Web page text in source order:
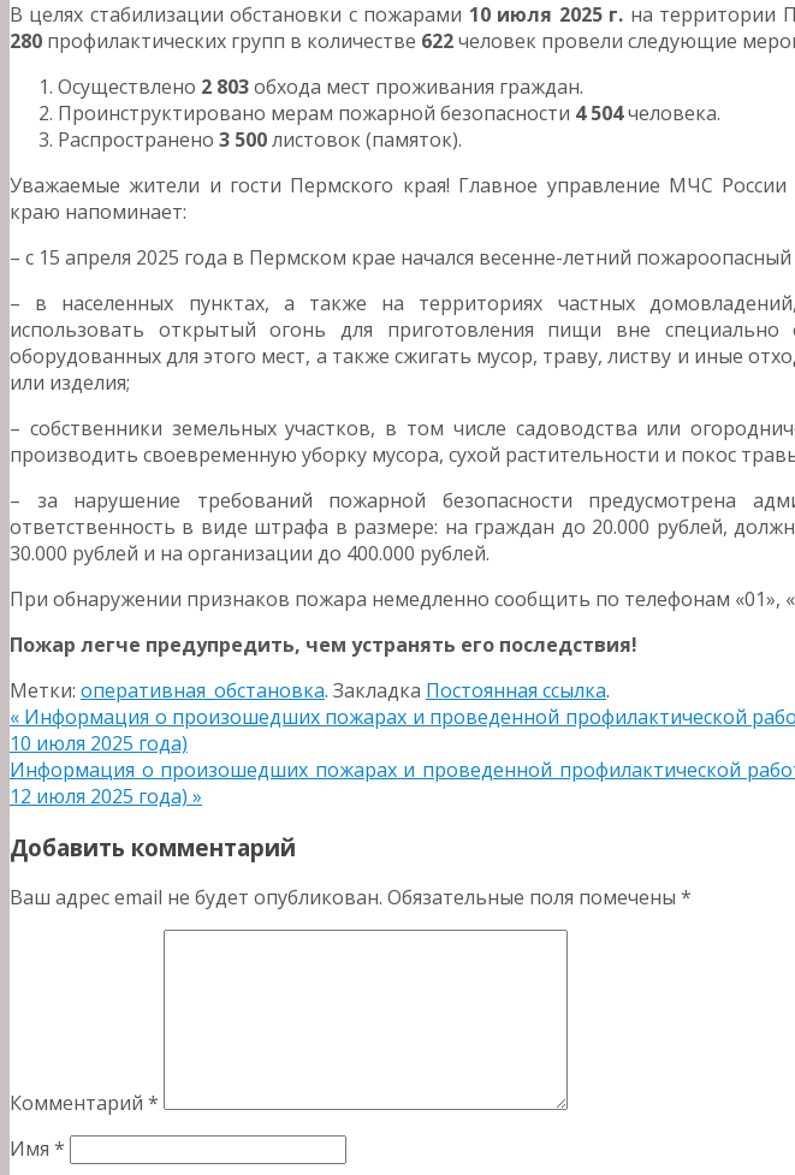
В целях стабилизации обстановки с пожарами 10 июля 2025 г. на территории
280 профилактических групп в количестве 622человек провели следующие
Осуществлено 2 803обхода мест проживания граждан.
Проинструктировано мерам пожарной безопасности 4 504человека.
Распространено 3 500листовок (памяток).
Уважаемые жители и гости Пермского края! Главное управление МЧС
краю напоминает:
– с 15 апреля 2025 года в Пермском крае начался весенне-летний пожароопасный
– в населенных пунктах, а также на территориях частных
использовать открытый огонь для приготовления пищи вне специально
оборудованных для этого мест, а также сжигать мусор, траву, листву и иные
или изделия;
– собственники земельных участков, в том числе садоводства или
производить своевременную уборку мусора, сухой растительности и покос
– за нарушение требований пожарной безопасности предусмотрена
ответственность в виде штрафа в размере: на граждан до 20.000 рублей,
30.000 рублей и на организации до 400.000 рублей.
При обнаружении признаков пожара немедленно сообщить по телефонам «01»,
Пожар легче предупредить, чем устранять его последствия!
Метки: оперативная_обстановка. Закладка Постоянная ссылка.
« Информация о произошедших пожарах и проведенной профилактической
10 июля 2025 года)
Информация о произошедших пожарах и проведенной профилактической
12 июля 2025 года) »
Добавить комментарий
Ваш адрес email не будет опубликован. Обязательные поля помечены *
Комментарий *
Имя *